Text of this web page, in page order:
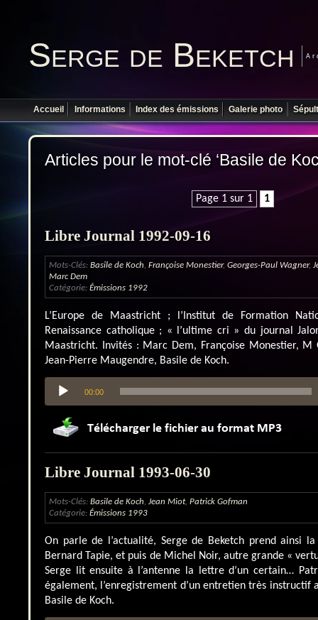
Serge de Beketch
Accueil Informations Index des émissions Galerie photo
Articles pour le mot-clé ‘Basile de
Page 1 sur 1 1
Libre Journal 1992-09-16
Mots-Clés: Basile de Koch Françoise Monestier, Georges-Paul Wagner,
Marc Dem
Catégorie: Émissions 1992
L’Europe de Maastricht ; l’Institut de Formation
Renaissance catholique ; « l’ultime cri » du journal
Maastricht. Invités : Marc Dem, Françoise Monestier, M
Jean-Pierre Maugendre, Basile de Koch.
Lecteur
audio
00:00
Libre Journal 1993-06-30
Mots-Clés: Basile de Koch, Jean Miot, Patrick Gofman
Catégorie: Émissions 1993
On parle de l’actualité, Serge de Beketch prend ainsi
Bernard Tapie, et puis de Michel Noir, autre grande «
Serge lit ensuite à l’antenne la lettre d’un certain…
également, l’enregistrement d’un entretien très instructif
Basile de Koch.